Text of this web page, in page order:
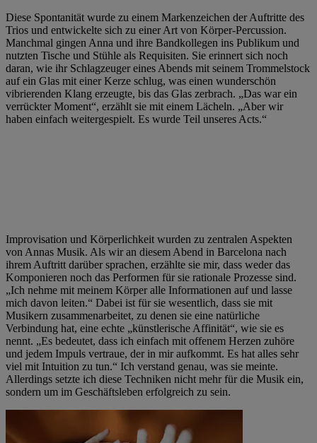
Diese Spontanität wurde zu einem Markenzeichen der Auftritte des
Trios und entwickelte sich zu einer Art von Körper-Percussion.
Manchmal gingen Anna und ihre Bandkollegen ins Publikum und
nutzten Tische und Stühle als Requisiten. Sie erinnert sich noch
daran, wie ihr Schlagzeuger eines Abends mit seinem Trommelstock
auf ein Glas mit einer Kerze schlug, was einen wunderschön
vibrierenden Klang erzeugte, bis das Glas zerbrach. „Das war ein
verrückter Moment“, erzählt sie mit einem Lächeln. „Aber wir
haben einfach weitergespielt. Es wurde Teil unseres Acts.“
Improvisation und Körperlichkeit wurden zu zentralen Aspekten
von Annas Musik. Als wir an diesem Abend in Barcelona nach
ihrem Auftritt darüber sprachen, erzählte sie mir, dass weder das
Komponieren noch das Performen für sie rationale Prozesse sind.
„Ich nehme mit meinem Körper alle Informationen auf und lasse
mich davon leiten.“ Dabei ist für sie wesentlich, dass sie mit
Musikern zusammenarbeitet, zu denen sie eine natürliche
Verbindung hat, eine echte „künstlerische Affinität“, wie sie es
nennt. „Es bedeutet, dass ich einfach mit offenem Herzen zuhöre
und jedem Impuls vertraue, der in mir aufkommt. Es hat alles sehr
viel mit Intuition zu tun.“ Ich verstand genau, was sie meinte.
Allerdings setzte ich diese Techniken nicht mehr für die Musik ein,
sondern um im Geschäftsleben erfolgreich zu sein.